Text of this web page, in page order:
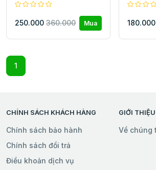
Lý
250.000 360.000 Mua
cương
180.000
1
CHÍNH SÁCH KHÁCH HÀNG
Chính sách bảo hành
Chính sách đổi trả
Điều khoản dịch vụ
GIỚI THIỆU
Về chúng